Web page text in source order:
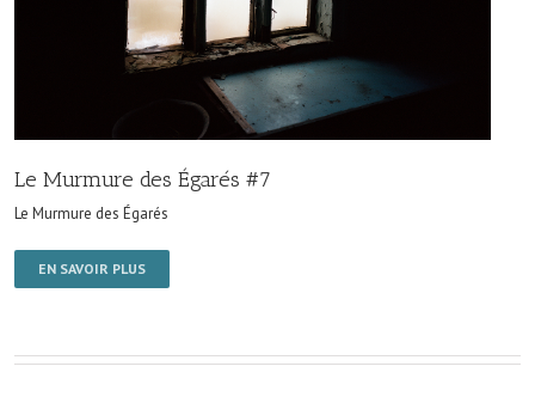
Le Murmure des Égarés #7
Le Murmure des Égarés
EN SAVOIR PLUS